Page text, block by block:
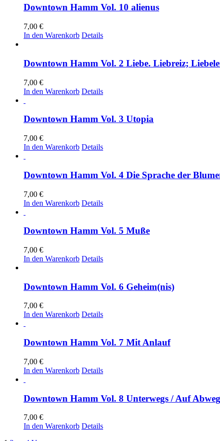
Downtown Hamm Vol. 10 alienus
7,00 €
In den Warenkorb Details
Downtown Hamm Vol. 2 Liebe. Liebreiz;
7,00 €
In den Warenkorb Details
Downtown Hamm Vol. 3 Utopia
7,00 €
In den Warenkorb Details
Downtown Hamm Vol. 4 Die Sprache der
7,00 €
In den Warenkorb Details
Downtown Hamm Vol. 5 Muße
7,00 €
In den Warenkorb Details
Downtown Hamm Vol. 6 Geheim(nis)
7,00 €
In den Warenkorb Details
Downtown Hamm Vol. 7 Mit Anlauf
7,00 €
In den Warenkorb Details
Downtown Hamm Vol. 8 Unterwegs / Auf
7,00 €
In den Warenkorb Details